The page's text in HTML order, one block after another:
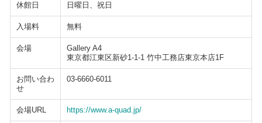
休館日 日曜日、祝日
入場料 無料
会場
Gallery A4
東京都江東区新砂1-1-1 竹中工務店東京本店1F
お問い合わ
せ
03-6660-6011
会場URL https://www.a-quad.jp/